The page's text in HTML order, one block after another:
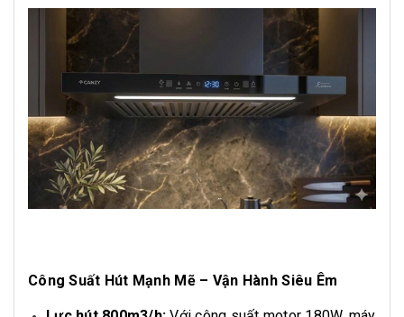
Công Suất Hút Mạnh Mẽ – Vận Hành Siêu Êm